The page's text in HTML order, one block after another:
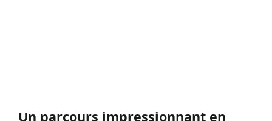
Un parcours impressionnant en